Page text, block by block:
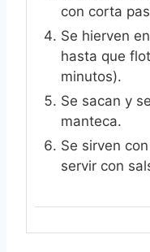
con corta
Se hierven
hasta que
minutos).
Se sacan y
manteca.
Se sirven
servir con